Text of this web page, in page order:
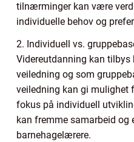
tilnærminger kan være
individuelle behov og
2. Individuell vs.
Videreutdanning kan
veiledning og som
veiledning kan gi mulighet
fokus på individuell
kan fremme samarbeid
barnehagelærere.